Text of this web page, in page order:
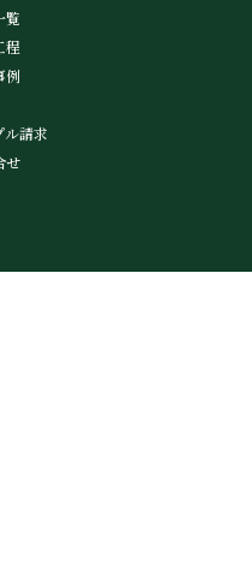
覧
程
例
ル請求
せ